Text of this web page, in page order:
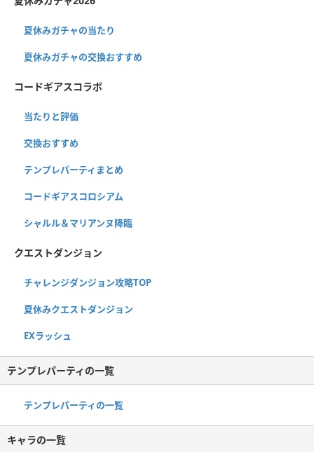
夏休みガチャの当たり
夏休みガチャの交換おすすめ
コードギアスコラボ
当たりと評価
交換おすすめ
テンプレパーティまとめ
コードギアスコロシアム
シャルル＆マリアンヌ降臨
クエストダンジョン
チャレンジダンジョン攻略TOP
夏休みクエストダンジョン
EXラッシュ
テンプレパーティの一覧
テンプレパーティの一覧
キャラの一覧